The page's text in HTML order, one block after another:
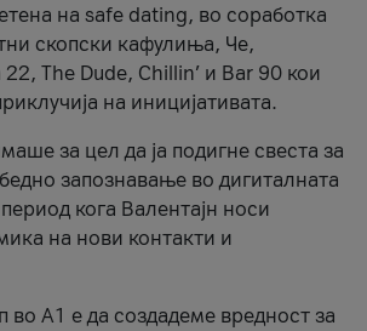
на safe dating, во соработка
скопски кафулиња, Че,
The Dude, Chillin’ и Bar 90 кои
на иницијативата.
за цел да ја подигне свеста за
запознавање во дигиталната
кога Валентајн носи
на нови контакти и
во А1 е да создадеме вредност за